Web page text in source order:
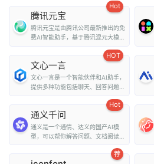
Hot
腾讯元宝
腾讯元宝是由腾讯公司最新推出的免
费AI智能助手，基于腾讯混元大模型
HOT
文心一言
文心一言是一个智能伙伴和AI助手，
提供多种功能包括聊天、回答问题、
Hot
通义千问
通义是一个通情、达义的国产AI模
型，可以帮你解答问题、文档阅读、
荐